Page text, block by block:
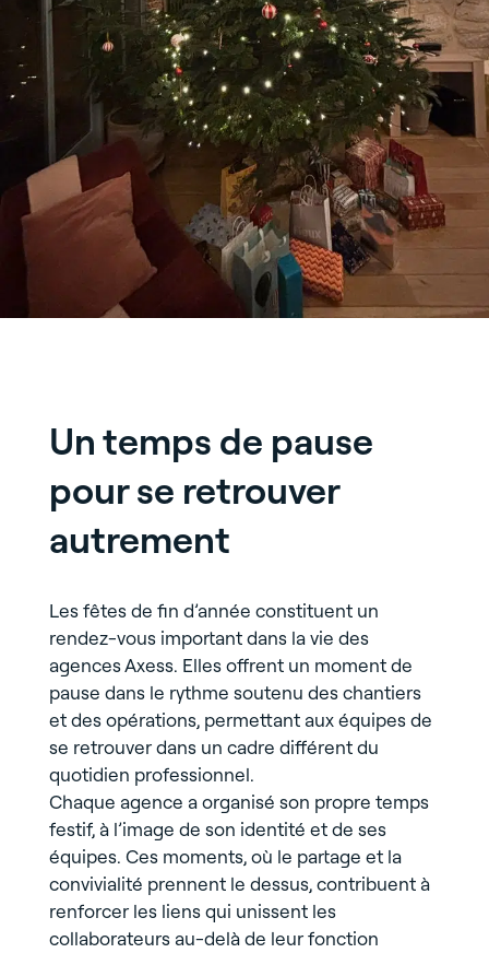
Un temps de pause
pour se retrouver
autrement
Les fêtes de fin d’année constituent un
rendez-vous important dans la vie des
agences Axess. Elles offrent un moment de
pause dans le rythme soutenu des chantiers
et des opérations, permettant aux équipes de
se retrouver dans un cadre différent du
quotidien professionnel.
Chaque agence a organisé son propre temps
festif, à l’image de son identité et de ses
équipes. Ces moments, où le partage et la
convivialité prennent le dessus, contribuent à
renforcer les liens qui unissent les
collaborateurs au-delà de leur fonction